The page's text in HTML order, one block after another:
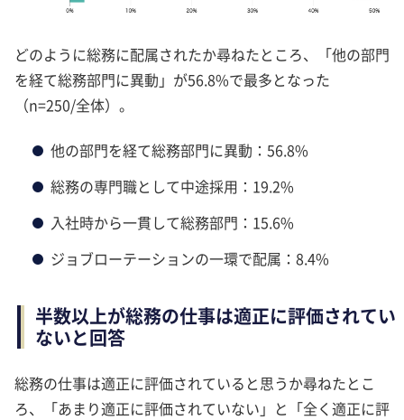
どのように総務に配属されたか尋ねたところ、「他の部門
を経て総務部門に異動」が56.8%で最多となった
（n=250/全体）。
他の部門を経て総務部門に異動：56.8%
総務の専門職として中途採用：19.2%
入社時から一貫して総務部門：15.6%
ジョブローテーションの一環で配属：8.4%
半数以上が総務の仕事は適正に評価されてい
ないと回答
総務の仕事は適正に評価されていると思うか尋ねたとこ
ろ、「あまり適正に評価されていない」と「全く適正に評